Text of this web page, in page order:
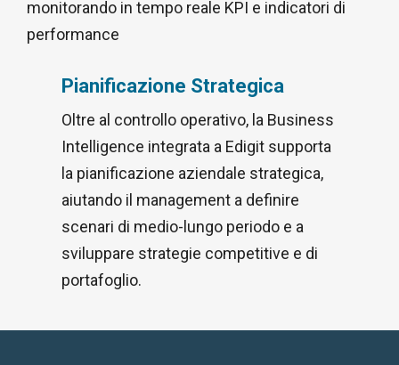
monitorando in tempo reale KPI e indicatori di
performance
Pianificazione Strategica
Oltre al controllo operativo, la Business
Intelligence integrata a Edigit supporta
la pianificazione aziendale strategica,
aiutando il management a definire
scenari di medio-lungo periodo e a
sviluppare strategie competitive e di
portafoglio.